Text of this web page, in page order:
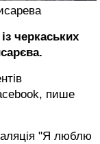
черкаських
пише
"Я люблю